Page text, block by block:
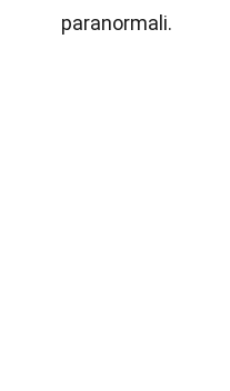
paranormali.